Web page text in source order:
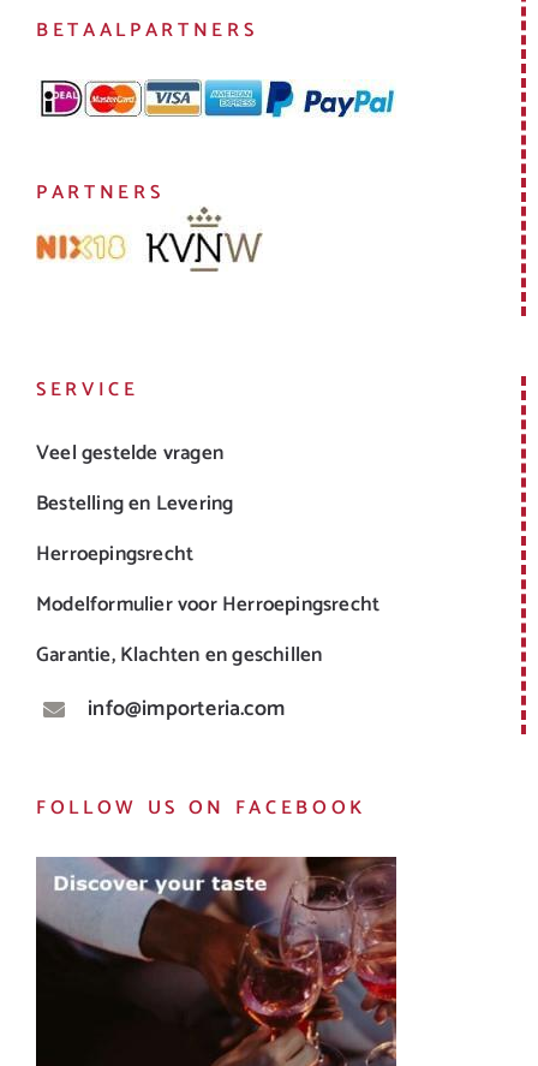
BETAALPARTNERS
PARTNERS
SERVICE
Veel gestelde vragen
Bestelling en Levering
Herroepingsrecht
Modelformulier voor Herroepingsrecht
Garantie, Klachten en geschillen
info@importeria.com
FOLLOW US ON FACEBOOK